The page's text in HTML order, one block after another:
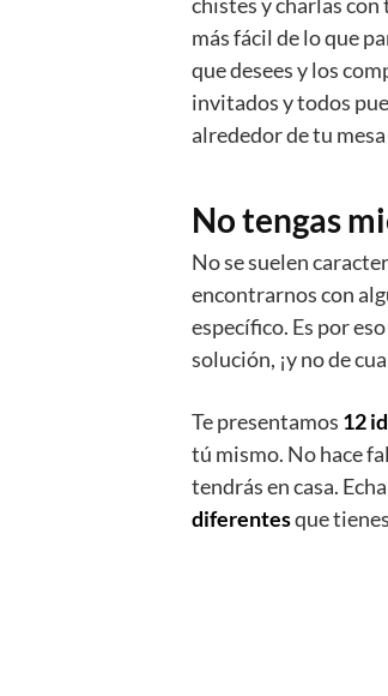
más fácil de lo que
que desees y los
invitados y todos
alrededor de tu
No tengas
No se suelen
encontrarnos con
específico. Es por
solución, ¡y no de
Te presentamos 12
tú mismo. No hace
tendrás en casa.
diferentesque